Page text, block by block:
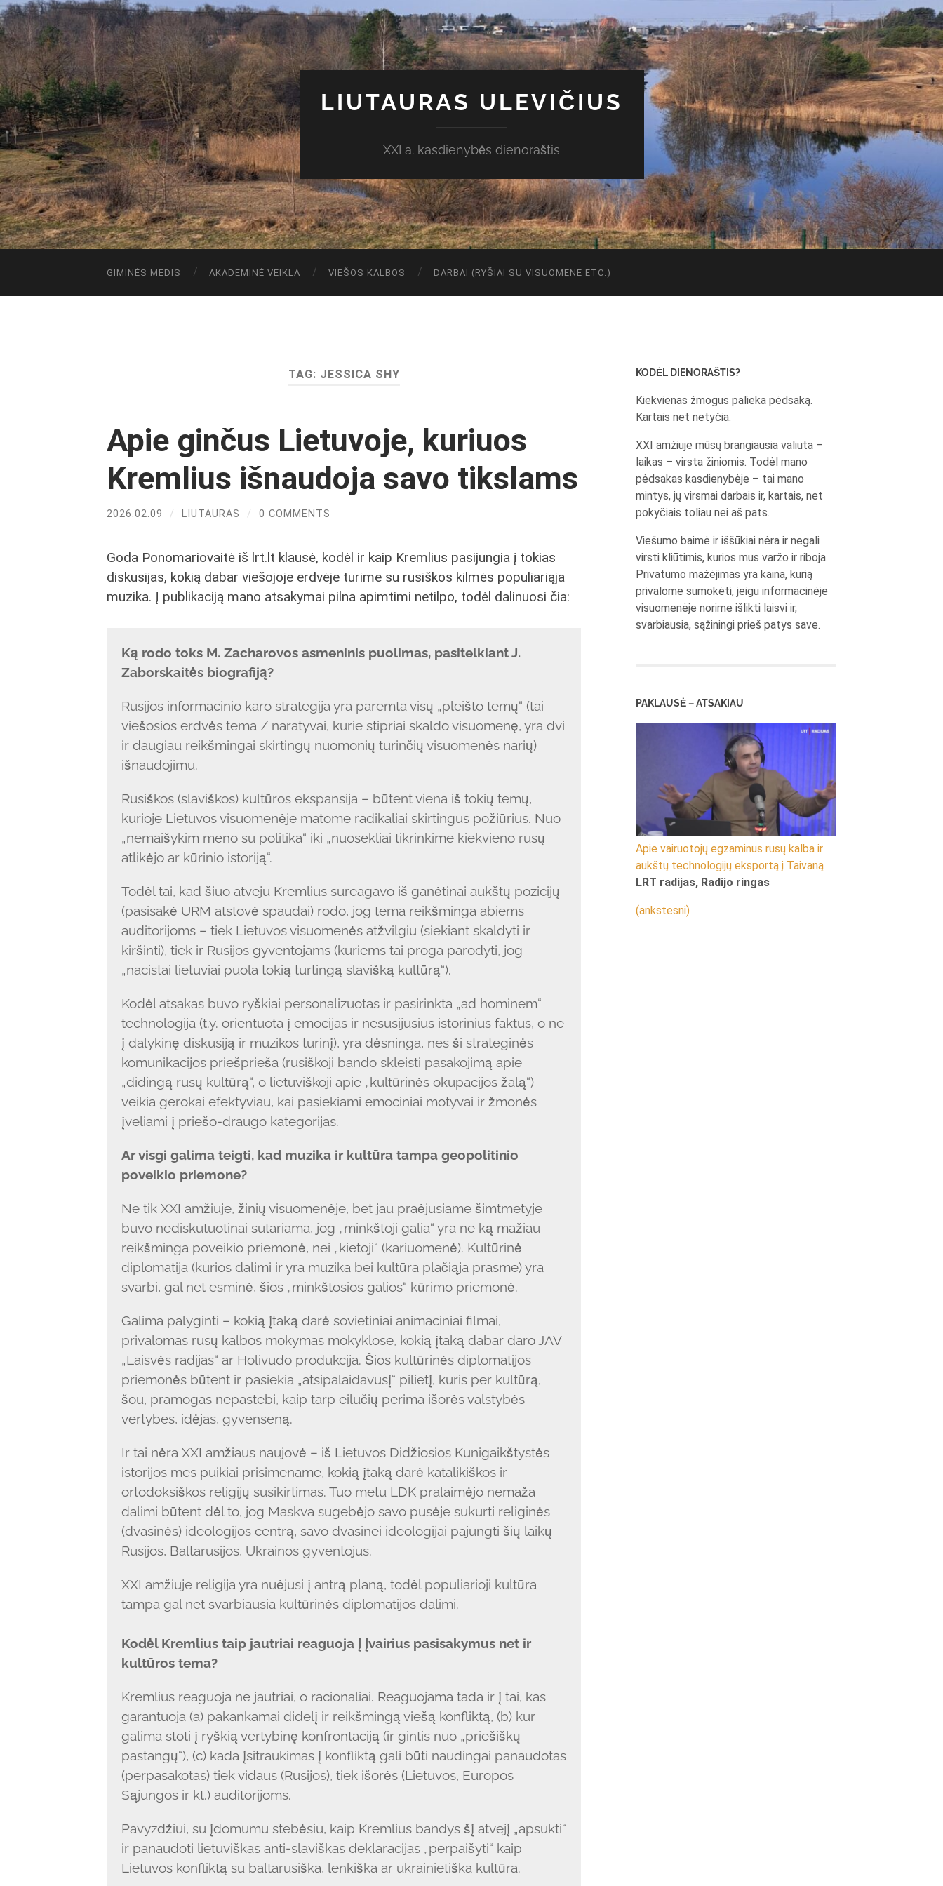
LIUTAURAS ULEVIČIUS
XXI a. kasdienybės dienoraštis
GIMINĖS MEDIS AKADEMINĖ VEIKLA VIEŠOS KALBOS DARBAI (RYŠIAI SU VISUOMENE ETC.)
TAG: JESSICA SHY
Apie ginčus Lietuvoje, kuriuos
Kremlius išnaudoja savo tikslams
2026.02.09 / LIUTAURAS / 0 COMMENTS
Goda Ponomariovaitė iš lrt.lt klausė, kodėl ir kaip Kremlius pasijungia į tokias
diskusijas, kokią dabar viešojoje erdvėje turime su rusiškos kilmės populiariąja
muzika. Į publikaciją mano atsakymai pilna apimtimi netilpo, todėl dalinuosi čia:
Ką rodo toks M. Zacharovos asmeninis puolimas, pasitelkiant J.
Zaborskaitės biografiją?
Rusijos informacinio karo strategija yra paremta visų „pleišto temų“ (tai
viešosios erdvės tema / naratyvai, kurie stipriai skaldo visuomenę, yra dvi
ir daugiau reikšmingai skirtingų nuomonių turinčių visuomenės narių)
išnaudojimu.
Rusiškos (slaviškos) kultūros ekspansija – būtent viena iš tokių temų,
kurioje Lietuvos visuomenėje matome radikaliai skirtingus požiūrius. Nuo
„nemaišykim meno su politika“ iki „nuosekliai tikrinkime kiekvieno rusų
atlikėjo ar kūrinio istoriją“.
Todėl tai, kad šiuo atveju Kremlius sureagavo iš ganėtinai aukštų pozicijų
(pasisakė URM atstovė spaudai) rodo, jog tema reikšminga abiems
auditorijoms – tiek Lietuvos visuomenės atžvilgiu (siekiant skaldyti ir
kiršinti), tiek ir Rusijos gyventojams (kuriems tai proga parodyti, jog
„nacistai lietuviai puola tokią turtingą slavišką kultūrą“).
Kodėl atsakas buvo ryškiai personalizuotas ir pasirinkta „ad hominem“
technologija (t.y. orientuota į emocijas ir nesusijusius istorinius faktus, o ne
į dalykinę diskusiją ir muzikos turinį), yra dėsninga, nes ši strateginės
komunikacijos priešprieša (rusiškoji bando skleisti pasakojimą apie
„didingą rusų kultūrą“, o lietuviškoji apie „kultūrinės okupacijos žalą“)
veikia gerokai efektyviau, kai pasiekiami emociniai motyvai ir žmonės
įveliami į priešo-draugo kategorijas.
Ar visgi galima teigti, kad muzika ir kultūra tampa geopolitinio
poveikio priemone?
Ne tik XXI amžiuje, žinių visuomenėje, bet jau praėjusiame šimtmetyje
buvo nediskutuotinai sutariama, jog „minkštoji galia“ yra ne ką mažiau
reikšminga poveikio priemonė, nei „kietoji“ (kariuomenė). Kultūrinė
diplomatija (kurios dalimi ir yra muzika bei kultūra plačiąja prasme) yra
svarbi, gal net esminė, šios „minkštosios galios“ kūrimo priemonė.
Galima palyginti – kokią įtaką darė sovietiniai animaciniai filmai,
privalomas rusų kalbos mokymas mokyklose, kokią įtaką dabar daro JAV
„Laisvės radijas“ ar Holivudo produkcija. Šios kultūrinės diplomatijos
priemonės būtent ir pasiekia „atsipalaidavusį“ pilietį, kuris per kultūrą,
šou, pramogas nepastebi, kaip tarp eilučių perima išorės valstybės
vertybes, idėjas, gyvenseną.
Ir tai nėra XXI amžiaus naujovė – iš Lietuvos Didžiosios Kunigaikštystės
istorijos mes puikiai prisimename, kokią įtaką darė katalikiškos ir
ortodoksiškos religijų susikirtimas. Tuo metu LDK pralaimėjo nemaža
dalimi būtent dėl to, jog Maskva sugebėjo savo pusėje sukurti religinės
(dvasinės) ideologijos centrą, savo dvasinei ideologijai pajungti šių laikų
Rusijos, Baltarusijos, Ukrainos gyventojus.
XXI amžiuje religija yra nuėjusi į antrą planą, todėl populiarioji kultūra
tampa gal net svarbiausia kultūrinės diplomatijos dalimi.
Kodėl Kremlius taip jautriai reaguoja į įvairius pasisakymus net ir
kultūros tema?
Kremlius reaguoja ne jautriai, o racionaliai. Reaguojama tada ir į tai, kas
garantuoja (a) pakankamai didelį ir reikšmingą viešą konfliktą, (b) kur
galima stoti į ryškią vertybinę konfrontaciją (ir gintis nuo „priešiškų
pastangų“), (c) kada įsitraukimas į konfliktą gali būti naudingai panaudotas
(perpasakotas) tiek vidaus (Rusijos), tiek išorės (Lietuvos, Europos
Sąjungos ir kt.) auditorijoms.
Pavyzdžiui, su įdomumu stebėsiu, kaip Kremlius bandys šį atvejį „apsukti“
ir panaudoti lietuviškas anti-slaviškas deklaracijas „perpaišyti“ kaip
Lietuvos konfliktą su baltarusiška, lenkiška ar ukrainietiška kultūra.
KODĖL DIENORAŠTIS?
Kiekvienas žmogus palieka pėdsaką.
Kartais net netyčia.
XXI amžiuje mūsų brangiausia valiuta –
laikas – virsta žiniomis. Todėl mano
pėdsakas kasdienybėje – tai mano
mintys, jų virsmai darbais ir, kartais, net
pokyčiais toliau nei aš pats.
Viešumo baimė ir iššūkiai nėra ir negali
virsti kliūtimis, kurios mus varžo ir riboja.
Privatumo mažėjimas yra kaina, kurią
privalome sumokėti, jeigu informacinėje
visuomenėje norime išlikti laisvi ir,
svarbiausia, sąžiningi prieš patys save.
PAKLAUSĖ – ATSAKIAU
Apie vairuotojų egzaminus rusų kalba ir
aukštų technologijų eksportą į Taivaną
LRT radijas, Radijo ringas
(ankstesni)